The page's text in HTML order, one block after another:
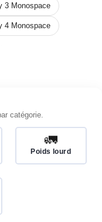
3 Monospace
4 Monospace
catégorie.
🚛
Poids lourd